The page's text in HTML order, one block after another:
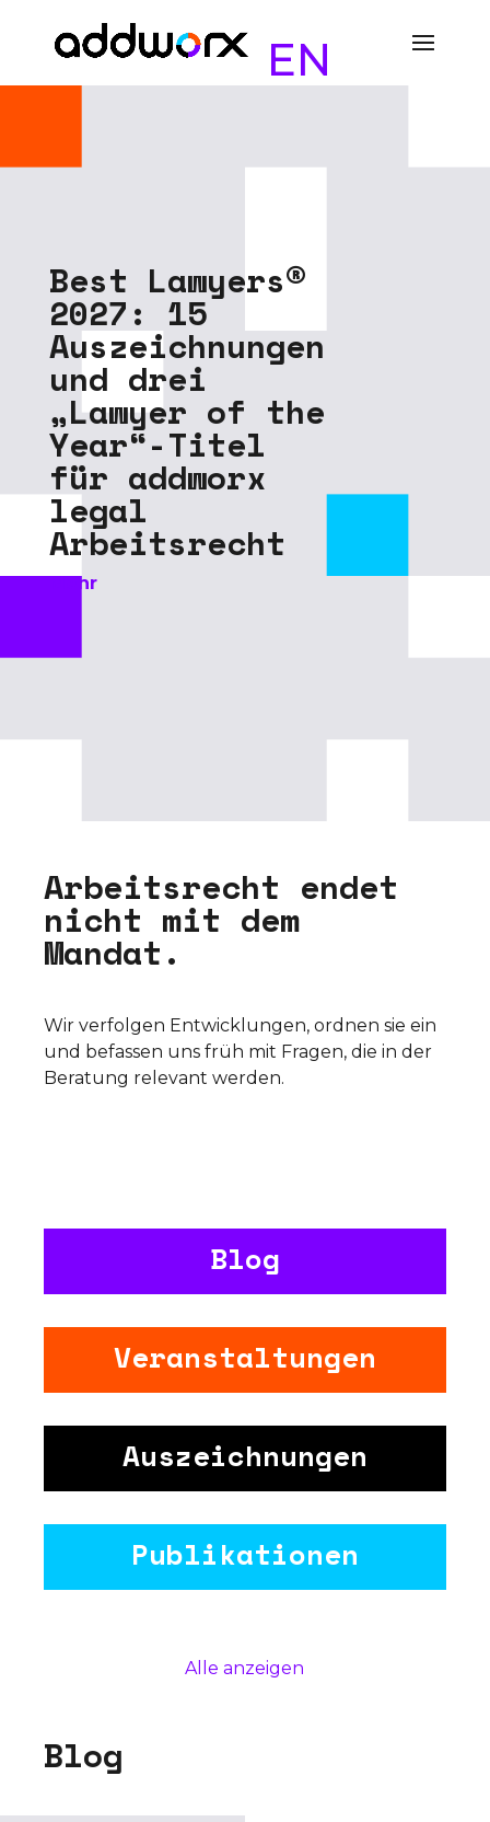
EN
Best Lawyers®
2027: 15
Auszeichnungen
und drei
„Lawyer of the
Year“-Titel
für addworx
legal
Arbeitsrecht
Mehr
Arbeitsrecht endet
nicht mit dem
Mandat.
Wir verfolgen Entwicklungen, ordnen sie ein
und befassen uns früh mit Fragen, die in der
Beratung relevant werden.
Blog
Veranstaltungen
Auszeichnungen
Publikationen
Alle anzeigen
Blog